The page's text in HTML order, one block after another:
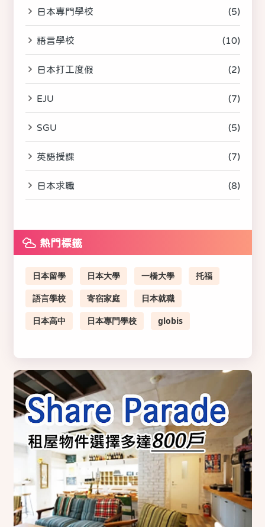
日本專門學校 (5)
語言學校 (10)
日本打工度假 (2)
EJU (7)
SGU (5)
英語授課 (7)
日本求職 (8)
熱門標籤
日本留學 日本大學 一橋大學
托福
語言學校
寄宿家庭
日本就職
日本高中
日本專門學校 globis